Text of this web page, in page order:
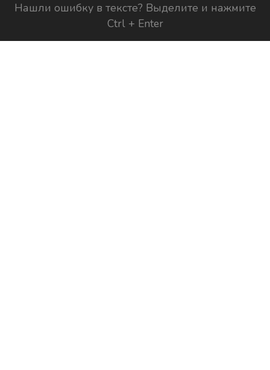
Нашли ошибку в тексте? Выделите и нажмите
Ctrl + Enter